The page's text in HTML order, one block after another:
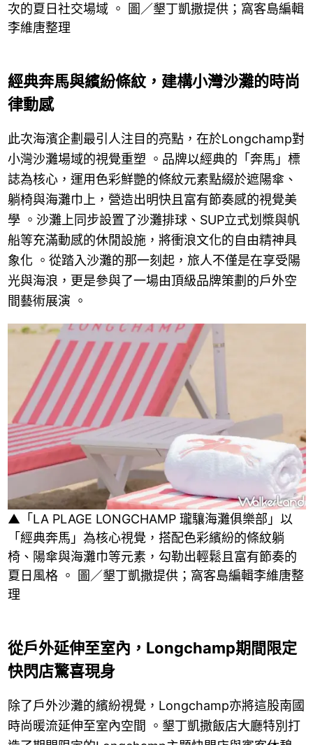
次的夏日社交場域 。 圖／墾丁凱撒提供；窩客島編輯
李維唐整理
經典奔馬與繽紛條紋，建構小灣沙灘的時尚
律動感
此次海濱企劃最引人注目的亮點，在於Longchamp對
小灣沙灘場域的視覺重塑 。品牌以經典的「奔馬」標
誌為核心，運用色彩鮮艷的條紋元素點綴於遮陽傘、
躺椅與海灘巾上，營造出明快且富有節奏感的視覺美
學 。沙灘上同步設置了沙灘排球、SUP立式划槳與帆
船等充滿動感的休閒設施，將衝浪文化的自由精神具
象化 。從踏入沙灘的那一刻起，旅人不僅是在享受陽
光與海浪，更是參與了一場由頂級品牌策劃的戶外空
間藝術展演 。
▲「LA PLAGE LONGCHAMP 瓏驤海灘俱樂部」以
「經典奔馬」為核心視覺，搭配色彩繽紛的條紋躺
椅、陽傘與海灘巾等元素，勾勒出輕鬆且富有節奏的
夏日風格 。 圖／墾丁凱撒提供；窩客島編輯李維唐整
理
從戶外延伸至室內，Longchamp期間限定
快閃店驚喜現身
除了戶外沙灘的繽紛視覺，Longchamp亦將這股南國
時尚暖流延伸至室內空間 。墾丁凱撒飯店大廳特別打